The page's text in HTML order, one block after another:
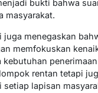
bukti bahwa
masyarakat.
juga menegaskan
memfokuskan
kebutuhan
rentan tetapi
setiap lapisan